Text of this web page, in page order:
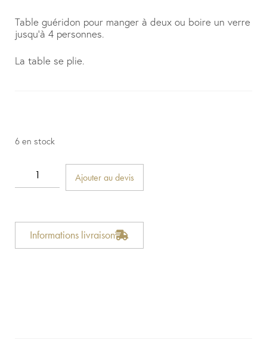
Table guéridon pour manger à deux ou boire un verre
jusqu’à 4 personnes.
La table se plie.
6 en stock
Ajouter au devis
Informations livraison